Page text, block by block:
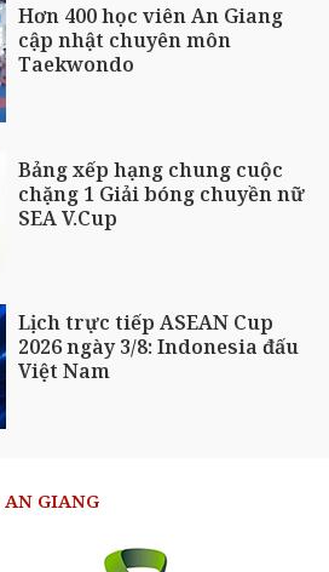
Hơn 400 học viên An Giang
cập nhật chuyên môn
Taekwondo
Bảng xếp hạng chung cuộc
chặng 1 Giải bóng chuyền nữ
SEA V.Cup
Lịch trực tiếp ASEAN Cup
2026 ngày 3/8: Indonesia đấu
Việt Nam
GIANG